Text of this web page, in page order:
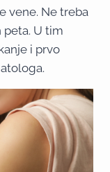
vene. Ne treba
U tim
i prvo